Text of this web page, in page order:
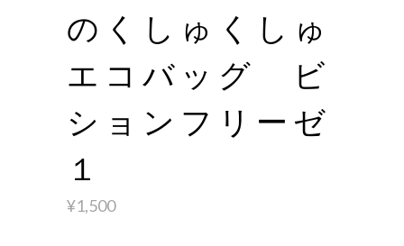
のくしゅくしゅ
エコバッグ ビ
ションフリーゼ
１
¥1,500